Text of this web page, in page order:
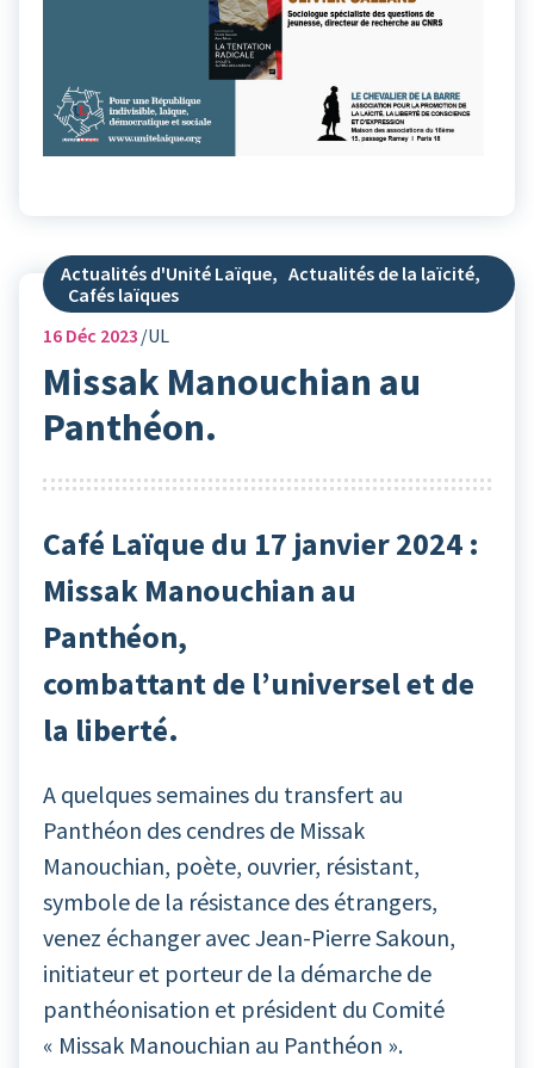
Actualités d'Unité Laïque, Actualités de la laïcité,
Cafés laïques
16 Déc 2023 UL
Missak Manouchian au
Panthéon.
Café Laïque du 17 janvier 2024 :
Missak Manouchian au
Panthéon,
combattant de l’universel et de
la liberté.
A quelques semaines du transfert au
Panthéon des cendres de Missak
Manouchian, poète, ouvrier, résistant,
symbole de la résistance des étrangers,
venez échanger avec Jean-Pierre Sakoun,
initiateur et porteur de la démarche de
panthéonisation et président du Comité
« Missak Manouchian au Panthéon ».